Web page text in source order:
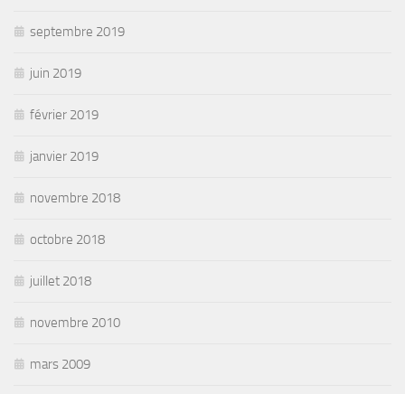
septembre 2019
juin 2019
février 2019
janvier 2019
novembre 2018
octobre 2018
juillet 2018
novembre 2010
mars 2009